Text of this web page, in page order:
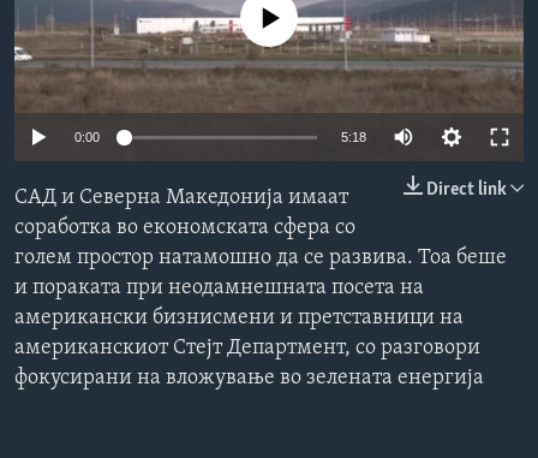
ИНТЕРВЈУА
Јазици
No media source currently available
0:00 5:18
Direct link
САД и Северна Македонија имаат
соработка во економската сфера со
голем простор натамошно да се развива. Тоа беше
и пораката при неодамнешната посета на
американски бизнисмени и претставници на
американскиот Стејт Департмент, со разговори
фокусирани на вложување во зелената енергија